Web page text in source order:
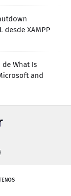
desde XAMPP
What Is
and